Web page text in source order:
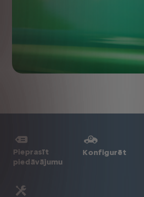
Pieprasīt
piedāvājumu
Konfigurēt